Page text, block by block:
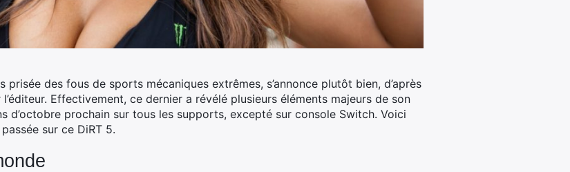
prisée des fous de sports mécaniques extrêmes, s’annonce plutôt bien, d’après
Effectivement, ce dernier a révélé plusieurs éléments majeurs de son
d’octobre prochain sur tous les supports, excepté sur console Switch. Voici
sur ce DiRT 5.